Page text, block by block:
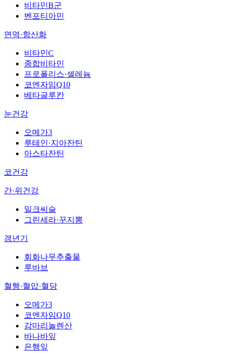
비타민B군
벤포티아민
면역·항산화
비타민C
종합비타민
프로폴리스·셀레늄
코엔자임Q10
베타글루칸
눈건강
오메가3
루테인·지아잔틴
아스타잔틴
코건강
간·위건강
밀크씨슬
그린세라·꾸지뽕
갱년기
회화나무추출물
루바브
혈행·혈압·혈당
오메가3
코엔자임Q10
감마리놀렌산
바나바잎
은행잎